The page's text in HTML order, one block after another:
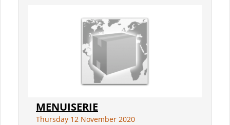
MENUISERIE
Thursday 12 November 2020